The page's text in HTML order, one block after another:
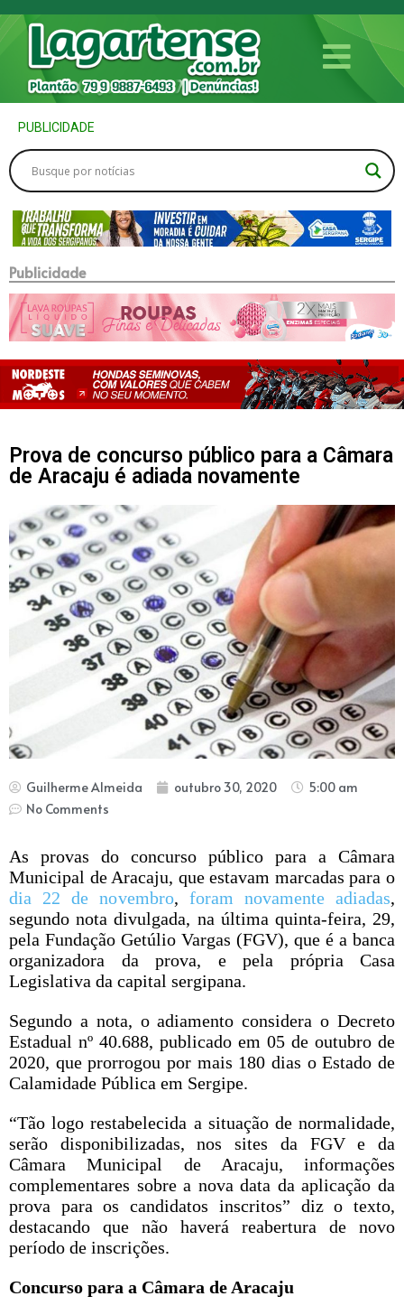
PUBLICIDADE
Publicidade
Prova de concurso público para a Câmara
de Aracaju é adiada novamente
Guilherme Almeida outubro 30, 2020
5:00 am
No Comments
As provas do concurso público para a Câmara
Municipal de Aracaju, que estavam marcadas para o
dia 22 de novembro, foram novamente adiadas,
segundo nota divulgada, na última quinta-feira, 29,
pela Fundação Getúlio Vargas (FGV), que é a banca
organizadora da prova, e pela própria Casa
Legislativa da capital sergipana.
Segundo a nota, o adiamento considera o Decreto
Estadual nº 40.688, publicado em 05 de outubro de
2020, que prorrogou por mais 180 dias o Estado de
Calamidade Pública em Sergipe.
“Tão logo restabelecida a situação de normalidade,
serão disponibilizadas, nos sites da FGV e da
Câmara Municipal de Aracaju, informações
complementares sobre a nova data da aplicação da
prova para os candidatos inscritos” diz o texto,
destacando que não haverá reabertura de novo
período de inscrições.
Concurso para a Câmara de Aracaju